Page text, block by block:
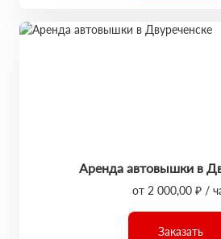
Аренда автовышки в
от 2 000,00 ₽ /
Заказать